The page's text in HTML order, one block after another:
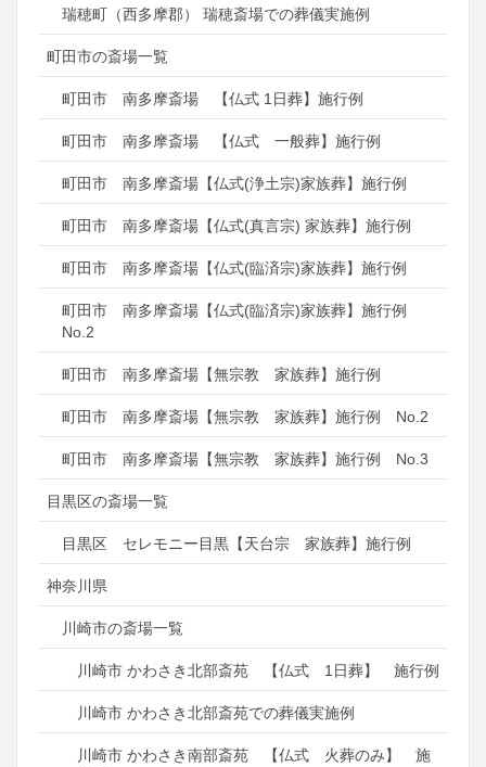
瑞穂町（西多摩郡） 瑞穂斎場での葬儀実施例
町田市の斎場一覧
町田市 南多摩斎場 【仏式 1日葬】施行例
町田市 南多摩斎場 【仏式 一般葬】施行例
町田市 南多摩斎場【仏式(浄土宗)家族葬】施行例
町田市 南多摩斎場【仏式(真言宗) 家族葬】施行例
町田市 南多摩斎場【仏式(臨済宗)家族葬】施行例
町田市 南多摩斎場【仏式(臨済宗)家族葬】施行例
No.2
町田市 南多摩斎場【無宗教 家族葬】施行例
町田市 南多摩斎場【無宗教 家族葬】施行例 No.2
町田市 南多摩斎場【無宗教 家族葬】施行例 No.3
目黒区の斎場一覧
目黒区 セレモニー目黒【天台宗 家族葬】施行例
神奈川県
川崎市の斎場一覧
川崎市 かわさき北部斎苑 【仏式 1日葬】 施行例
川崎市 かわさき北部斎苑での葬儀実施例
川崎市 かわさき南部斎苑 【仏式 火葬のみ】 施